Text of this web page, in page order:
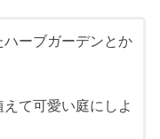
ーブガーデンとか
て可愛い庭にしよ